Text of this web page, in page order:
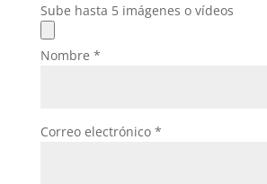
Sube hasta 5 imágenes o vídeos
Nombre *
Correo electrónico *